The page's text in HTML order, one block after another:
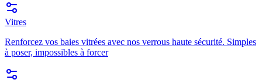
Vitres
Renforcez vos baies vitrées avec nos verrous haute sécurité. Simples
à poser, impossibles à forcer